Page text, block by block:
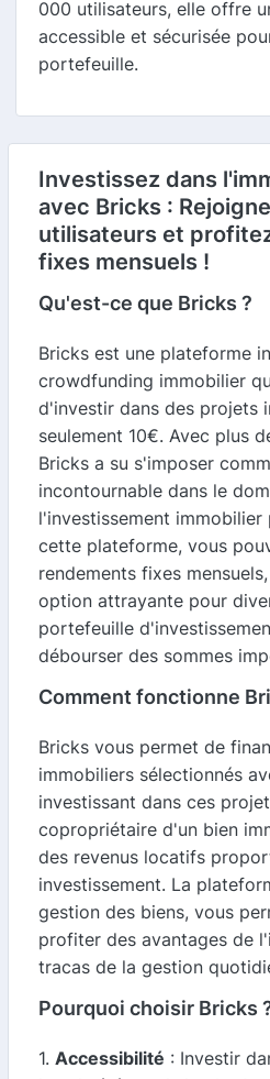
000 utilisateurs, elle offre
accessible et sécurisée
portefeuille.
Investissez dans
avec Bricks :
utilisateurs et
fixes mensuels !
Qu'est-ce que Bricks ?
Bricks est une plateforme
crowdfunding immobilier
d'investir dans des projets
seulement 10€. Avec plus
Bricks a su s'imposer
incontournable dans le
l'investissement
cette plateforme, vous
rendements fixes
option attrayante pour
portefeuille
débourser des sommes
Comment fonctionne
Bricks vous permet de
immobiliers sélectionnés
investissant dans ces
copropriétaire d'un bien
des revenus locatifs
investissement. La
gestion des biens, vous
profiter des avantages de
tracas de la gestion
Pourquoi choisir Bricks
1. Accessibilité : Investir